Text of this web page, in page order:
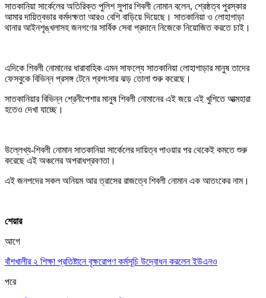
সাতকানিয়া সার্কেলের অতিরিক্ত পুলিশ সুপার শিবলী নোমান বলেন, শ্রেষ্ঠত্ব পুরস্কার
আমার দায়িত্বভার কর্মদক্ষতা আরও বেশি বাড়িয়ে দিয়েছে। সাতকানিয়া ও লোহাগাড়া
থানার আইনশৃঙ্খলাসহ জনগণের সার্বিক সেবা প্রদানে নিজেকে নিয়োজিত করতে চাই।
এদিকে শিবলী নোমানের ধারাবাহিক এমন সাফল্যে সাতকানিয়া লোহাগাড়ার মানুষ তাদের
ফেসবুকে বিভিন্ন প্রসঙ্গ টেনে প্রশংসার ঝড় তোলা শুরু করেছে।
সাতকানিয়ার বিভিন্ন শ্রেনীপেশার মানুষ শিবলী নোমানের এই জয়ে এই খুশিতে আত্মহারা
হতেও দেখা যাচ্ছে।
উল্লেখ্য-শিবলী নোমান সাতকানিয়া সার্কেলের দায়িত্ব পাওয়ার পর থেকেই কমতে শুরু
করেছে এই অঞ্চলের অপরাধপ্রবণতা।
এই জনপদের সকল অনিয়ম আর ত্রাসের রাজত্বে শিবলী নোমান এক আতংকের নাম।
শেয়ার
আগে
বাঁশখালীর ২ শিক্ষা প্রতিষ্টানে বৃক্ষরোপণ কর্মসূচি উদ্বোধন করলেন ইউএনও
পরে